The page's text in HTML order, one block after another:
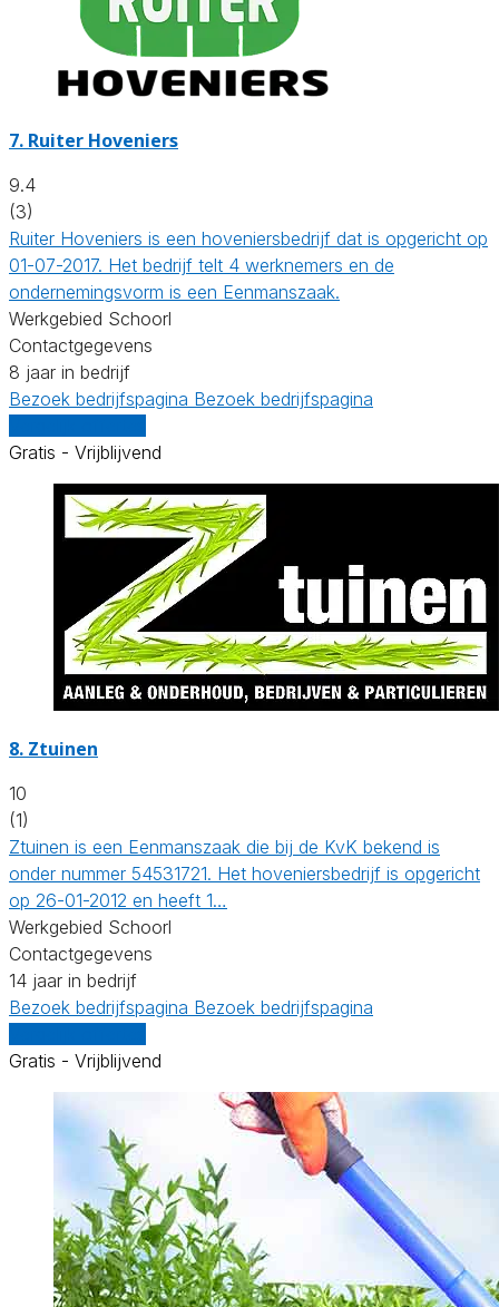
7. Ruiter Hoveniers
9.4
(3)
Ruiter Hoveniers is een hoveniersbedrijf dat is opgericht op
01-07-2017. Het bedrijf telt 4 werknemers en de
ondernemingsvorm is een Eenmanszaak.
Werkgebied Schoorl
Contactgegevens
8 jaar in bedrijf
Bezoek bedrijfspagina Bezoek bedrijfspagina
Gratis - Vrijblijvend
8. Ztuinen
10
(1)
Ztuinen is een Eenmanszaak die bij de KvK bekend is
onder nummer 54531721. Het hoveniersbedrijf is opgericht
op 26-01-2012 en heeft 1…
Werkgebied Schoorl
Contactgegevens
14 jaar in bedrijf
Bezoek bedrijfspagina Bezoek bedrijfspagina
Gratis - Vrijblijvend